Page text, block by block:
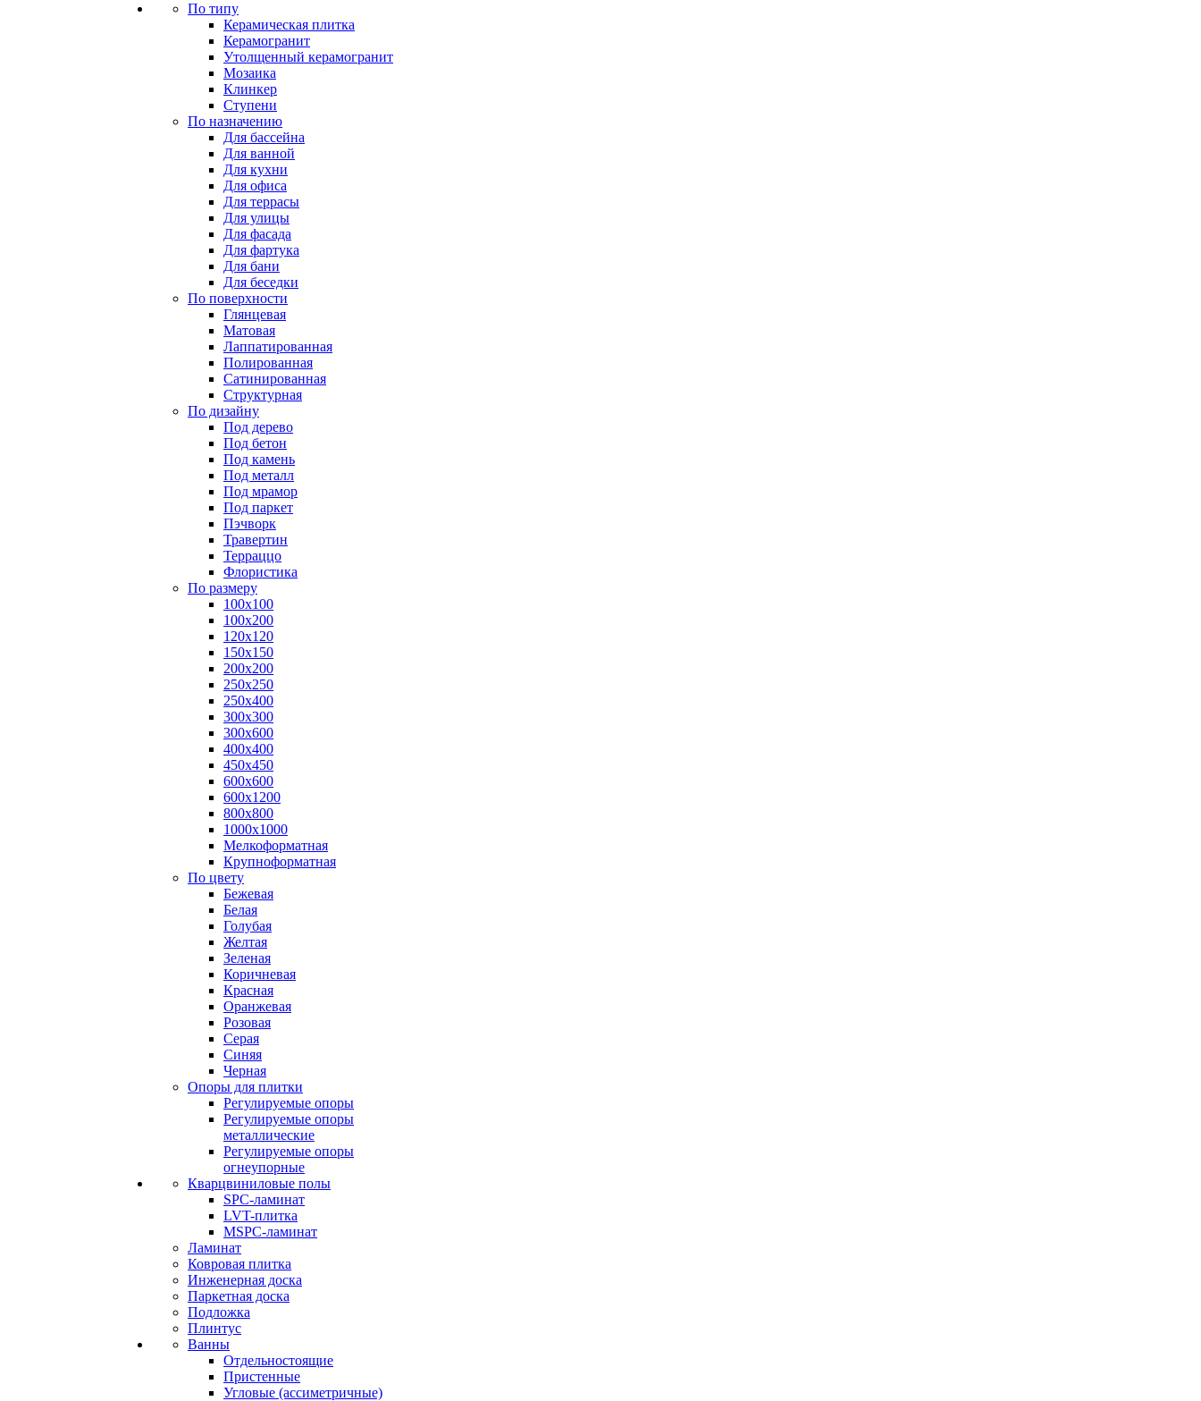
По типу
Керамическая плитка
Керамогранит
Утолщенный керамогранит
Мозаика
Клинкер
Ступени
По назначению
Для бассейна
Для ванной
Для кухни
Для офиса
Для террасы
Для улицы
Для фасада
Для фартука
Для бани
Для беседки
По поверхности
Глянцевая
Матовая
Лаппатированная
Полированная
Сатинированная
Структурная
По дизайну
Под дерево
Под бетон
Под камень
Под металл
Под мрамор
Под паркет
Пэчворк
Травертин
Терраццо
Флористика
По размеру
100х100
100х200
120х120
150х150
200х200
250х250
250х400
300х300
300х600
400х400
450х450
600х600
600х1200
800х800
1000х1000
Мелкоформатная
Крупноформатная
По цвету
Бежевая
Белая
Голубая
Желтая
Зеленая
Коричневая
Красная
Оранжевая
Розовая
Серая
Синяя
Черная
Опоры для плитки
Регулируемые опоры
Регулируемые опоры
металлические
Регулируемые опоры
огнеупорные
Кварцвиниловые полы
SPC-ламинат
LVT-плитка
MSPC-ламинат
Ламинат
Ковровая плитка
Инженерная доска
Паркетная доска
Подложка
Плинтус
Ванны
Отдельностоящие
Пристенные
Угловые (ассиметричные)